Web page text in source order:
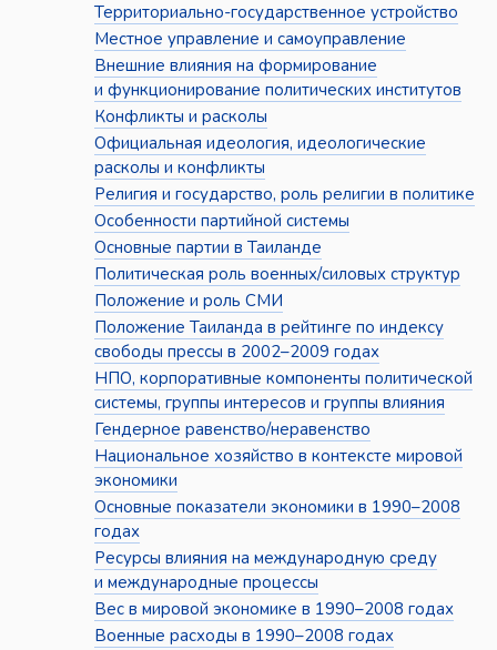
Территориально-государственное устройство
Местное управление и самоуправление
Внешние влияния на формирование
и функционирование политических институтов
Конфликты и расколы
Официальная идеология, идеологические
расколы и конфликты
Религия и государство, роль религии в политике
Особенности партийной системы
Основные партии в Таиланде
Политическая роль военных/силовых структур
Положение и роль СМИ
Положение Таиланда в рейтинге по индексу
свободы прессы в 2002–2009 годах
НПО, корпоративные компоненты политической
системы, группы интересов и группы влияния
Гендерное равенство/неравенство
Национальное хозяйство в контексте мировой
экономики
Основные показатели экономики в 1990–2008
годах
Ресурсы влияния на международную среду
и международные процессы
Вес в мировой экономике в 1990–2008 годах
Военные расходы в 1990–2008 годах